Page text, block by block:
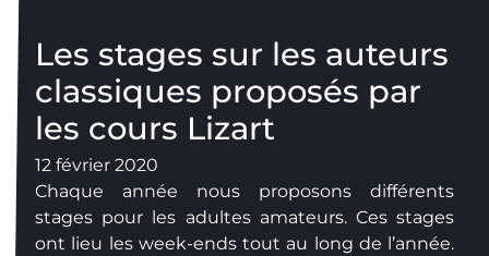
Les stages sur les auteurs
classiques proposés par
les cours Lizart
12 février 2020
Chaque année nous proposons différents
stages pour les adultes amateurs. Ces stages
ont lieu les week-ends tout au long de l’année.